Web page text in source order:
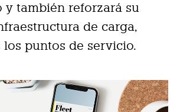
y también reforzará su
de carga,
puntos de servicio.